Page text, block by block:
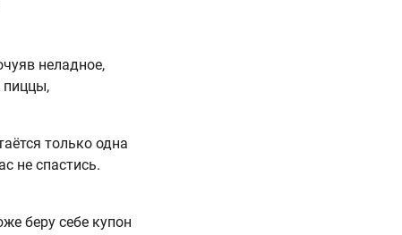
неладное,
пиццы,
только одна
не спастись.
беру себе купон